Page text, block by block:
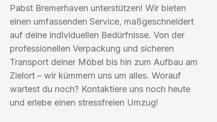
Pabst Bremerhaven unterstützen! Wir bieten
einen umfassenden Service, maßgeschneidert
auf deine individuellen Bedürfnisse. Von der
professionellen Verpackung und sicheren
Transport deiner Möbel bis hin zum Aufbau am
Zielort – wir kümmern uns um alles. Worauf
wartest du noch? Kontaktiere uns noch heute
und erlebe einen stressfreien Umzug!